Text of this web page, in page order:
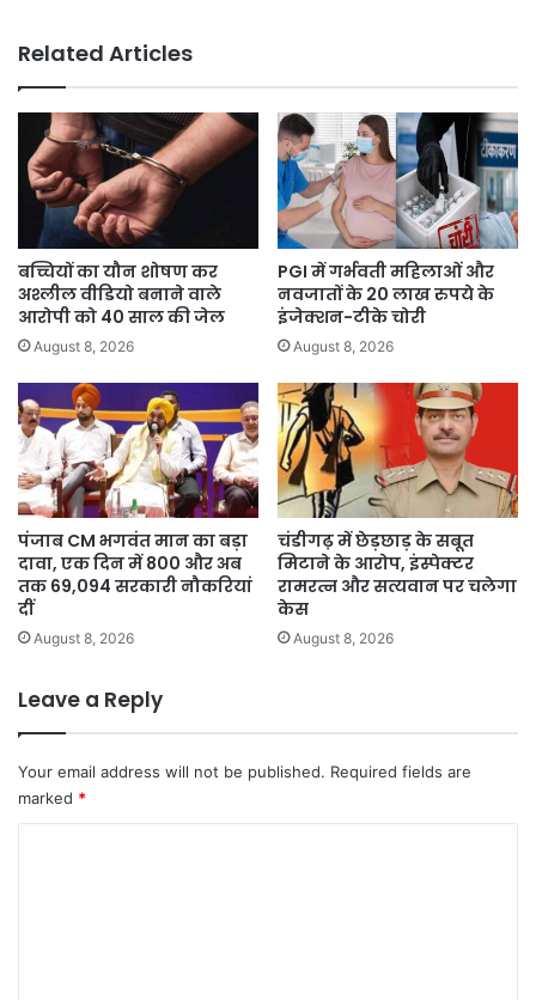
पेश।
Related Articles
बच्चियों का यौन शोषण कर
अश्लील वीडियो बनाने वाले
आरोपी को 40 साल की जेल
August 8, 2026
PGI में गर्भवती महिलाओं और
नवजातों के 20 लाख रुपये के
इंजेक्शन-टीके चोरी
August 8, 2026
पंजाब CM भगवंत मान का बड़ा
दावा, एक दिन में 800 और अब
तक 69,094 सरकारी नौकरियां
दीं
August 8, 2026
चंडीगढ़ में छेड़छाड़ के सबूत
मिटाने के आरोप, इंस्पेक्टर
रामरत्न और सत्यवान पर चलेगा
केस
August 8, 2026
Leave a Reply
Your email address will not be published. Required fields are
marked *